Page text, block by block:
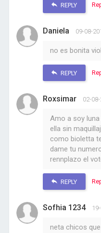
REPLY
Daniela 09-08-
no es bonita
REPLY
Roxsimar 02-
Amo a soy luna
ella sin
como bioletta
dame tu
rennplazo el
REPLY
Sofhia 1234
neta chicos